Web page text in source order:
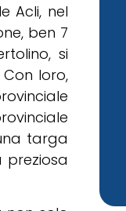
Acli, nel
ben 7
si
loro,
targa
preziosa